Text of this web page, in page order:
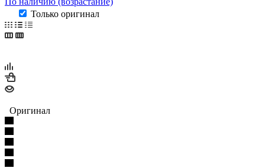
Только оригинал
Оригинал